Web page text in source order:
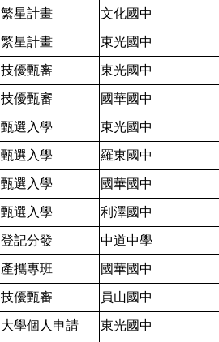
繁星計畫 文化國中
繁星計畫 東光國中
技優甄審 東光國中
技優甄審 國華國中
甄選入學 東光國中
甄選入學 羅東國中
甄選入學 國華國中
甄選入學 利澤國中
登記分發 中道中學
產攜專班 國華國中
技優甄審 員山國中
大學個人申請 東光國中